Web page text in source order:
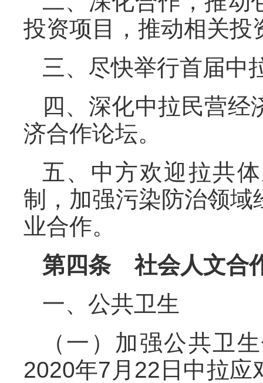
投资项目，推动相关投
三、尽快举行首届中
四、深化中拉民营经
济合作论坛。
五、中方欢迎拉共
制，加强污染防治领
业合作。
第四条 社会人文合
一、公共卫生
（一）加强公共卫
2020年7月22日中拉应